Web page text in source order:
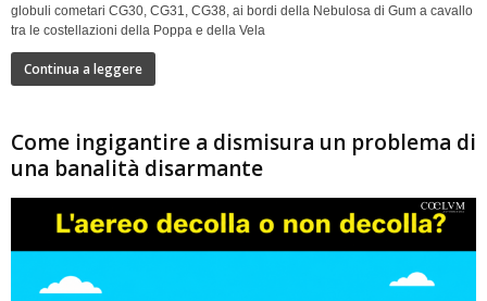
globuli cometari CG30, CG31, CG38, ai bordi della Nebulosa di Gum a cavallo
tra le costellazioni della Poppa e della Vela
Continua a leggere
Come ingigantire a dismisura un problema di
una banalità disarmante